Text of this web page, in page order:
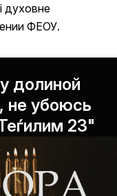
духовне
ФЕОУ.
долиной
не убоюсь
23"